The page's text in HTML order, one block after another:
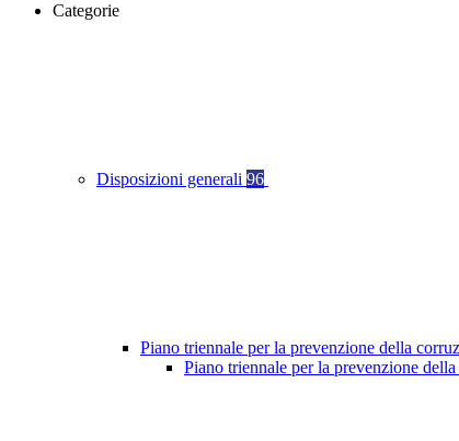
Categorie
Disposizioni generali 96
Piano triennale per la prevenzione della
Piano triennale per la prevenzione